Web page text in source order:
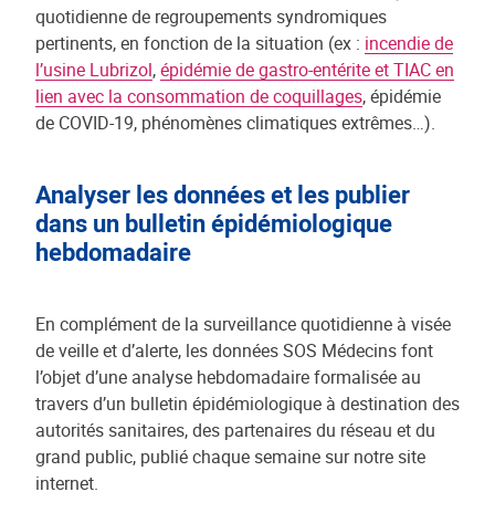
quotidienne de regroupements syndromiques
pertinents, en fonction de la situation (ex : incendie de
l’usine Lubrizol,épidémie de gastro-entérite et TIAC en
lien avec la consommation de coquillages, épidémie
de COVID-19, phénomènes climatiques extrêmes…).
Analyser les données et les publier
dans un bulletin épidémiologique
hebdomadaire
En complément de la surveillance quotidienne à visée
de veille et d’alerte, les données SOS Médecins font
l’objet d’une analyse hebdomadaire formalisée au
travers d’un bulletin épidémiologique à destination des
autorités sanitaires, des partenaires du réseau et du
grand public, publié chaque semaine sur notre site
internet.